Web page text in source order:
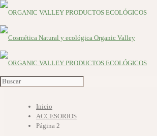
ACCESORIOS
Inicio
ACCESORIOS
Página 2